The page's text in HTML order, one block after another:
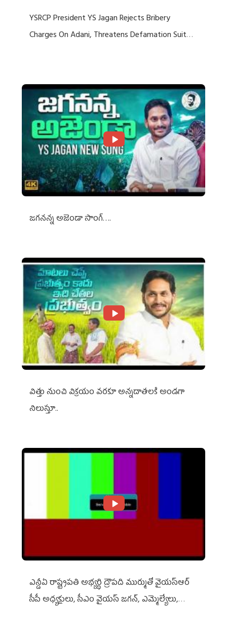
YSRCP President YS Jagan Rejects Bribery
Charges On Adani, Threatens Defamation Suit
జగనన్న అజెండా సాంగ్….
విత్తు నుంచి విక్రయం వరకూ అన్నదాతలకి అండగా
నిలుస్తూ..
ఎన్డీఏ రాష్ట్ర‌ప‌తి అభ్య‌ర్థి ద్రౌప‌ది ముర్ముతో వైయ‌స్ఆర్
సీపీ అధ్య‌క్షులు, సీఎం వైయ‌స్ జ‌గ‌న్, ఎమ్మెల్యేలు,